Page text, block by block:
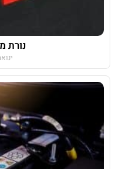
נורת
ינואר 28,